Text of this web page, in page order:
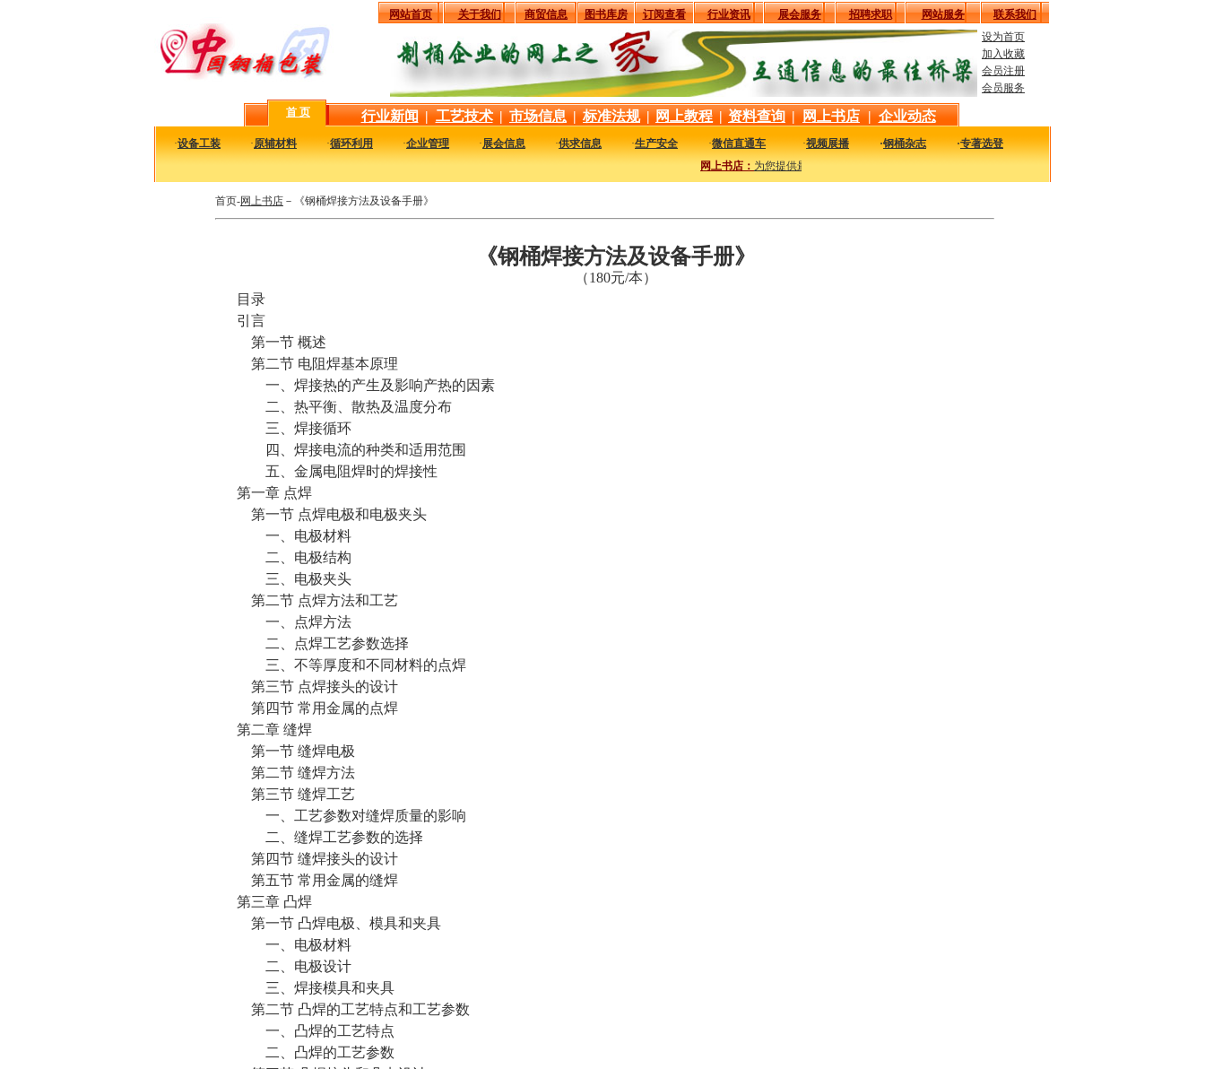
网站首页 关于我们 商贸信息 图书库房 订阅查看 行业资讯 展会服务 招聘求职 网站服务
联系我们
设为首页
加入收藏
会员注册
会员服务
首 页
行业新闻 | 工艺技术 | 市场信息 | 标准法规 | 网上教程 | 资料查询 | 网上书店 | 企业动态
·设备工装 ·原辅材料 ·循环利用 ·企业管理 ·展会信息 ·供求信息 ·生产安全 ·微信直通车 ·视频展播 ·钢桶杂志 ·专著选登
网上书店： 为您提供最新最实用的图书，包括本站编著的图书及国内各组织内部发行的重要图书，以及行业
首页-网上书店 －《钢桶焊接方法及设备手册》
《钢桶焊接方法及设备手册》
（180元/本）
目录
引言
第一节 概述
第二节 电阻焊基本原理
一、焊接热的产生及影响产热的因素
二、热平衡、散热及温度分布
三、焊接循环
四、焊接电流的种类和适用范围
五、金属电阻焊时的焊接性
第一章 点焊
第一节 点焊电极和电极夹头
一、电极材料
二、电极结构
三、电极夹头
第二节 点焊方法和工艺
一、点焊方法
二、点焊工艺参数选择
三、不等厚度和不同材料的点焊
第三节 点焊接头的设计
第四节 常用金属的点焊
第二章 缝焊
第一节 缝焊电极
第二节 缝焊方法
第三节 缝焊工艺
一、工艺参数对缝焊质量的影响
二、缝焊工艺参数的选择
第四节 缝焊接头的设计
第五节 常用金属的缝焊
第三章 凸焊
第一节 凸焊电极、模具和夹具
一、电极材料
二、电极设计
三、焊接模具和夹具
第二节 凸焊的工艺特点和工艺参数
一、凸焊的工艺特点
二、凸焊的工艺参数